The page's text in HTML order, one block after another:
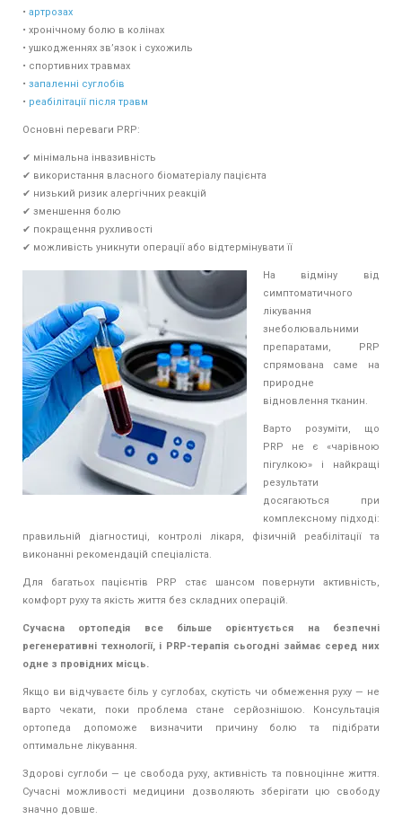
• артрозах
• хронічному болю в колінах
• ушкодженнях зв’язок і сухожиль
• спортивних травмах
• запаленні суглобів
• реабілітації після травм
Основні переваги PRP:
✔ мінімальна інвазивність
✔ використання власного біоматеріалу пацієнта
✔ низький ризик алергічних реакцій
✔ зменшення болю
✔ покращення рухливості
✔ можливість уникнути операції або відтермінувати її
На відміну від
симптоматичного
лікування
знеболювальними
препаратами, PRP
спрямована саме на
природне
відновлення тканин.
Варто розуміти, що
PRP не є «чарівною
пігулкою» і найкращі
результати
досягаються при
комплексному підході:
правильній діагностиці, контролі лікаря, фізичній реабілітації та
виконанні рекомендацій спеціаліста.
Для багатьох пацієнтів PRP стає шансом повернути активність,
комфорт руху та якість життя без складних операцій.
Сучасна ортопедія все більше орієнтується на безпечні
регенеративні технології, і PRP-терапія сьогодні займає серед них
одне з провідних місць.
Якщо ви відчуваєте біль у суглобах, скутість чи обмеження руху — не
варто чекати, поки проблема стане серйознішою. Консультація
ортопеда допоможе визначити причину болю та підібрати
оптимальне лікування.
Здорові суглоби — це свобода руху, активність та повноцінне життя.
Сучасні можливості медицини дозволяють зберігати цю свободу
значно довше.